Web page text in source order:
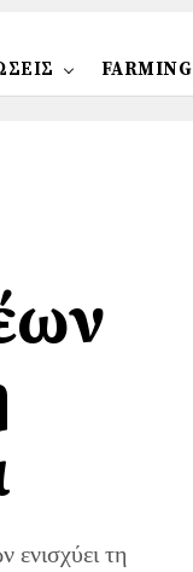
FARMING
ενισχύει τη